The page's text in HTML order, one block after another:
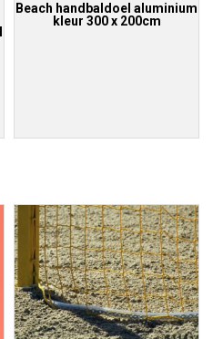
Beach handbaldoel aluminium
kleur 300 x 200cm